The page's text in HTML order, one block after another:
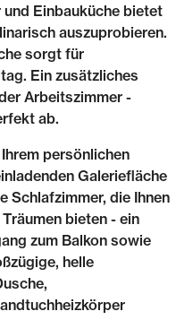
Einbauküche bietet
auszuprobieren.
sorgt für
Ein zusätzliches
Arbeitszimmer -
ab.
persönlichen
Galeriefläche
Schlafzimmer, die Ihnen
bieten - ein
zum Balkon sowie
helle